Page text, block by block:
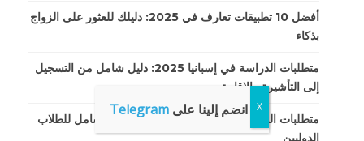
أفضل 10 تطبيقات تعارف في 2025: دليلك للعثور على الزواج
بذكاء
متطلبات الدراسة في إسبانيا 2025: دليل شامل من التسجيل
إلى التأشيرة والإقامة
متطلبات الدراسة في الصين لعام 2025: دليل شامل للطلاب
الدوليين
انضم إلينا على Telegram